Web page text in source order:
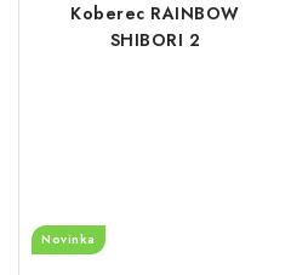
Koberec RAINBOW
SHIBORI 2
Novinka